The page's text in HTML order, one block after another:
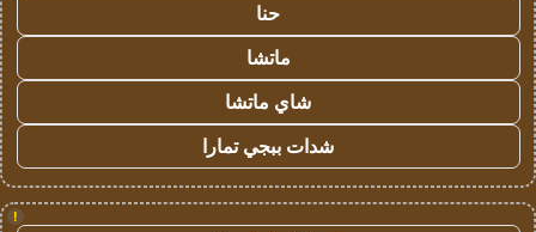
حنا
ماتشا
شاي ماتشا
شدات ببجي تمارا
!